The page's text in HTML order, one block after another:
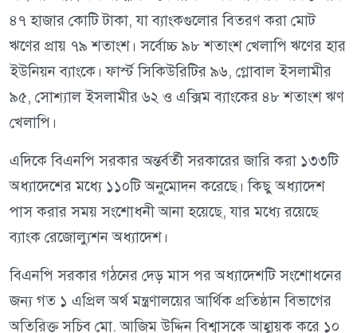
৪৭ হাজার কোটি টাকা, যা ব্যাংকগুলোর বিতরণ করা মোট
ঋণের প্রায় ৭৯ শতাংশ। সর্বোচ্চ ৯৮ শতাংশ খেলাপি ঋণের হার
ইউনিয়ন ব্যাংকে। ফার্স্ট সিকিউরিটির ৯৬, গ্লোবাল ইসলামীর
৯৫, সোশ্যাল ইসলামীর ৬২ ও এক্সিম ব্যাংকের ৪৮ শতাংশ ঋণ
খেলাপি।
এদিকে বিএনপি সরকার অন্তর্বর্তী সরকারের জারি করা ১৩৩টি
অধ্যাদেশের মধ্যে ১১০টি অনুমোদন করেছে। কিছু অধ্যাদেশ
পাস করার সময় সংশোধনী আনা হয়েছে, যার মধ্যে রয়েছে
ব্যাংক রেজোল্যুশন অধ্যাদেশ।
বিএনপি সরকার গঠনের দেড় মাস পর অধ্যাদেশটি সংশোধনের
জন্য গত ১ এপ্রিল অর্থ মন্ত্রণালয়ের আর্থিক প্রতিষ্ঠান বিভাগের
অতিরিক্ত সচিব মো. আজিম উদ্দিন বিশ্বাসকে আহ্বায়ক করে ১০